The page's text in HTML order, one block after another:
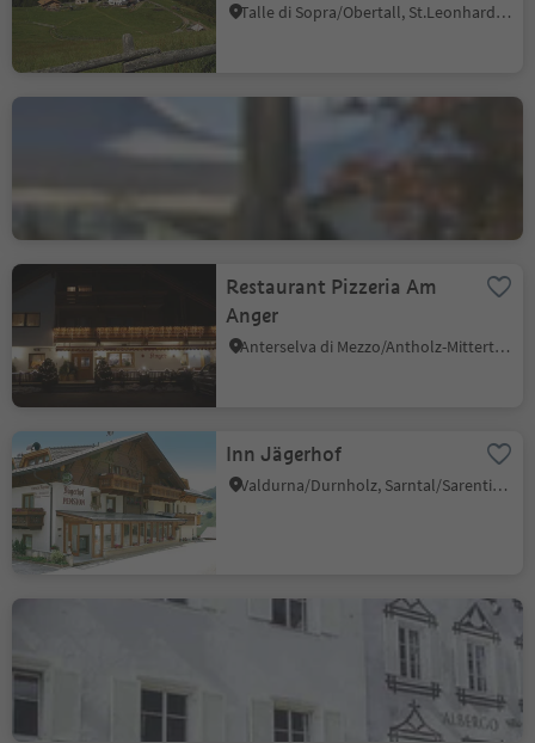
Talle di Sopra/Obertall, St.Leonhard in Passeier/San Leonardo in Passiria, Meran/Merano and environs
Restaurant Pizzeria
Restaurant Pizzeria Am
Anger
Anterselva di Mezzo/Antholz-Mittertal, Rasen-Antholz/Rasun Anterselva, Dolomites Region Kronplatz/Plan de Corones
Inn Jägerhof
Valdurna/Durnholz, Sarntal/Sarentino, Bolzano/Bozen and environs
Restaurant Krone